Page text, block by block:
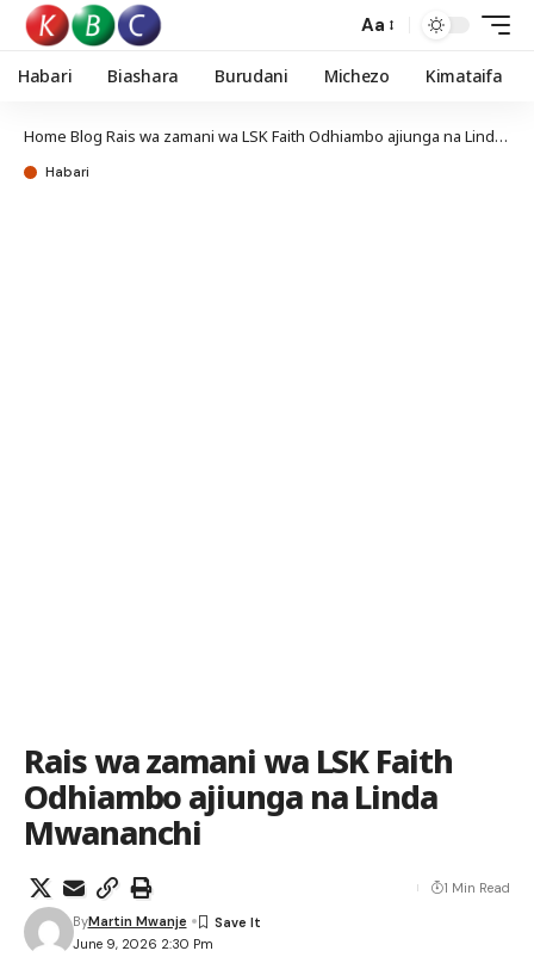
Aa
Habari Biashara Burudani Michezo Kimataifa
Home Blog Rais wa zamani wa LSK Faith Odhiambo ajiunga na Linda Mwananchi
Habari
Rais wa zamani wa LSK Faith
Odhiambo ajiunga na Linda
Mwananchi
June 9, 2026 2:30 Pm
ByMartin Mwanje
1 Min Read